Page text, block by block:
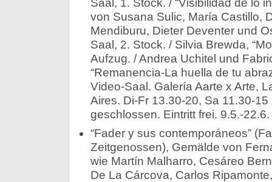
Saal, 1. Stock. / “Visibilidad de lo
von Susana Sulic, María Castillo,
Mendiburu, Dieter Deventer und
Saal, 2. Stock. / Silvia Brewda,
Aufzug. / Andrea Uchitel und
“Remanencia-La huella de tu
Video-Saal. Galería Aarte x Arte,
Aires. Di-Fr 13.30-20, Sa 11.30-
geschlossen. Eintritt frei. 9.5.-22.6.
“Fader y sus contemporáneos”
Zeitgenossen), Gemälde von
wie Martín Malharro, Cesáreo
De La Cárcova, Carlos